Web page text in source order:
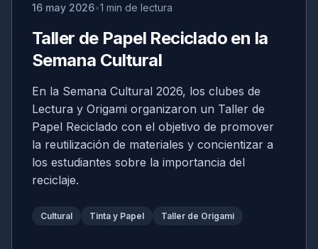
16 may 2026 1 min de lectura
Taller de Papel Reciclado en la
Semana Cultural
En la Semana Cultural 2026, los clubes de
Lectura y Origami organizaron un Taller de
Papel Reciclado con el objetivo de promover
la reutilización de materiales y concientizar a
los estudiantes sobre la importancia del
reciclaje.
Cultural Tinta y Papel Taller de Origami